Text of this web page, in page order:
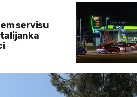
servisu